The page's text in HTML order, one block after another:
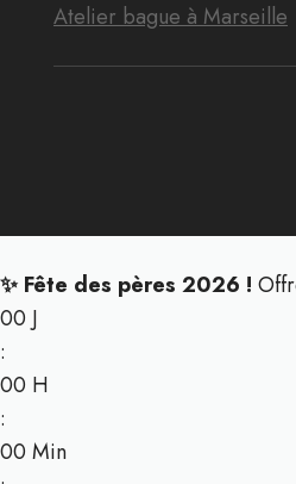
Atelier bague à Marseille
✨ Fête des pères 2026 !
00 J
:
00 H
:
00 Min